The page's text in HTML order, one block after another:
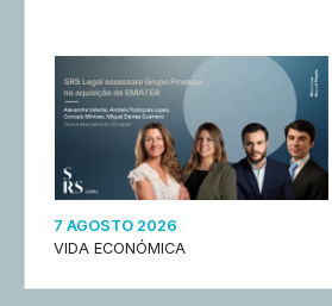
7 AGOSTO 2026
VIDA ECONÓMICA